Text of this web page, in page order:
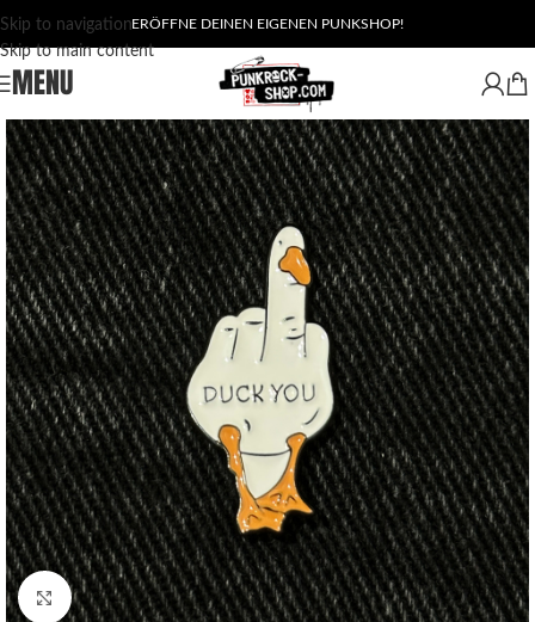
Skip to navigation
Skip to main content
ERÖFFNE DEINEN EIGENEN PUNKSHOP!
MENU
Click to enlarge